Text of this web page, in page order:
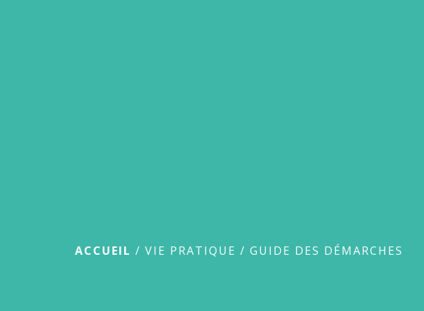
ACCUEIL /VIE PRATIQUE /GUIDE DES DÉMARCHES